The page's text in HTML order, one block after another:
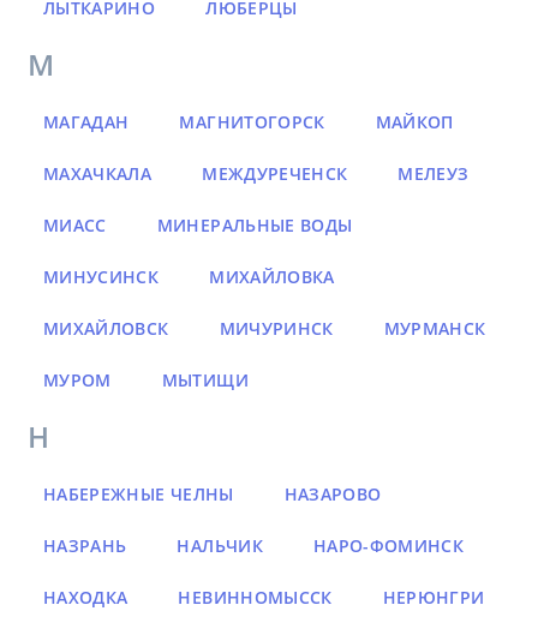
ЛЫТКАРИНО ЛЮБЕРЦЫ
М
МАГАДАН МАГНИТОГОРСК МАЙКОП
МАХАЧКАЛА МЕЖДУРЕЧЕНСК МЕЛЕУЗ
МИАСС МИНЕРАЛЬНЫЕ ВОДЫ
МИНУСИНСК МИХАЙЛОВКА
МИХАЙЛОВСК МИЧУРИНСК МУРМАНСК
МУРОМ МЫТИЩИ
Н
НАБЕРЕЖНЫЕ ЧЕЛНЫ НАЗАРОВО
НАЗРАНЬ НАЛЬЧИК НАРО-ФОМИНСК
НАХОДКА НЕВИННОМЫССК НЕРЮНГРИ